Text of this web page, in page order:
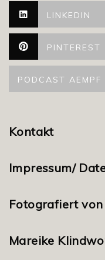
LINKEDIN
PINTEREST
PODCAST AEMPF
Kontakt
Impressum/
Fotografiert von
Mareike